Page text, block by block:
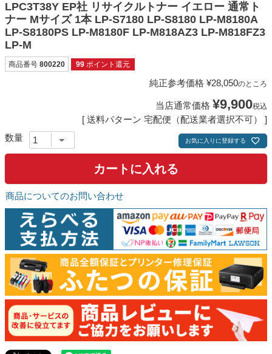
お問い合わせ
会員専用商品
説明書ダウンロード
LPC3T38Y EP社 リサイクルトナー イエロー 通常ト
ナー Mサイズ 1本 LP-S7180 LP-S8180 LP-M8180A
LP-S8180PS LP-M8180F LP-M818AZ3 LP-M818FZ3
LP-M
商品番号 800220 99 ポイント還元
純正参考価格 ¥28,050のところ
当店通常価格 ¥9,900税込
送料パターン 宅配便（配送業者選択不可）
お気に入りに登録する
カートに入れる
商品についてのお問い合わせ